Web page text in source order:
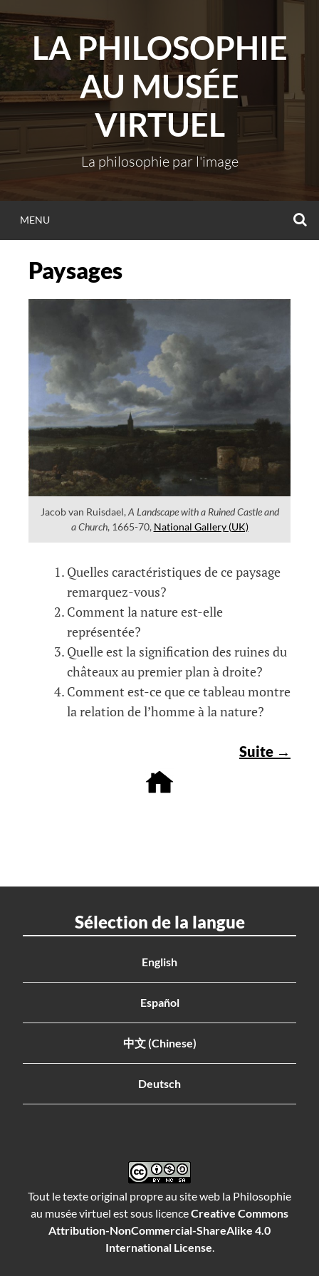
Skip
to
contentLA PHILOSOPHIE
AU MUSÉE
VIRTUEL
La philosophie par l'image
MENU
Paysages
Jacob van Ruisdael,A Landscape with a Ruined Castle and
a Church, 1665-70, National Gallery (UK)
Quelles caractéristiques de ce paysage
remarquez-vous?
Comment la nature est-elle
représentée?
Quelle est la signification des ruines du
châteaux au premier plan à droite?
Comment est-ce que ce tableau montre
la relation de l’homme à la nature?
Suite →
Sélection de la langue
English
Español
中文 (Chinese)
Deutsch
Tout le texte original propre au site web la Philosophie
au musée virtuel est sous licenceCreative Commons
Attribution-NonCommercial-ShareAlike 4.0
International License.